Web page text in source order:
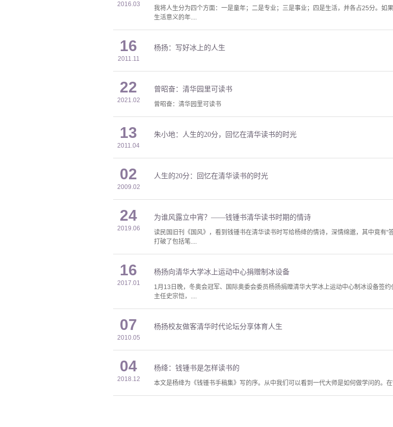
2016.03
我将人生分为四个方面：一是童年；二是专业；三是事业；四是生活，并各占25分。如
生活意义的年....
16
2011.11
杨扬：写好冰上的人生
22
2021.02
曾昭奋：清华园里可读书
曾昭奋：清华园里可读书
13
2011.04
朱小地：人生的20分，回忆在清华读书的时光
02
2009.02
人生的20分：回忆在清华读书的时光
24
2019.06
为谁风露立中宵？——钱锺书清华读书时期的情诗
读民国旧刊《国风》，看到钱锺书在清华读书时写给杨绛的情诗，深情绵邈，其中竟有
打破了包括笔....
16
2017.01
杨扬向清华大学冰上运动中心捐赠制冰设备
1月13日晚，冬奥会冠军、国际奥委会委员杨扬捐赠清华大学冰上运动中心制冰设备签
主任史宗恺，....
07
2010.05
杨扬校友做客清华时代论坛分享体育人生
04
2018.12
杨绛：钱锺书是怎样读书的
本文是杨绛为《钱锺书手稿集》写的序。从中我们可以看到一代大师是如何做学问的。